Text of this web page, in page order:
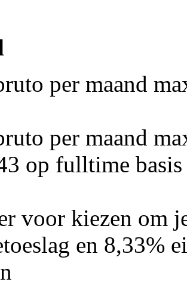
per maand
per maand
op fulltime
voor kiezen om
en 8,33%